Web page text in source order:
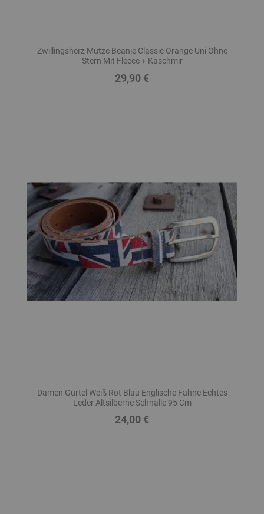
Zwillingsherz Mütze Beanie Classic Orange Uni Ohne
Stern Mit Fleece + Kaschmir
Preis
29,90 €
Damen Gürtel Weiß Rot Blau Englische Fahne Echtes
Leder Altsilberne Schnalle 95 Cm
Preis
24,00 €